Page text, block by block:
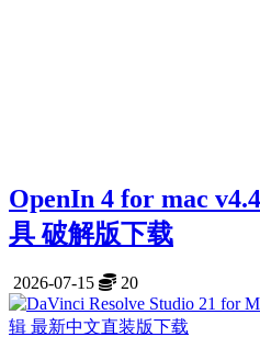
OpenIn 4 for mac
具 破解版下载
2026-07-15 20